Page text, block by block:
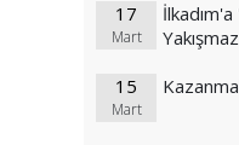
17
Mart
Yakışmaz
15
Mart